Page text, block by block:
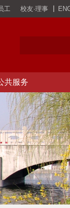
工 校友·理事
共服务